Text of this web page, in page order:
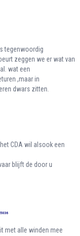
tegenwoordig
zeggen we er wat van
wat een
,maar in
dwars zitten.
CDA wil alsook een
blijft de door u
met alle winden mee